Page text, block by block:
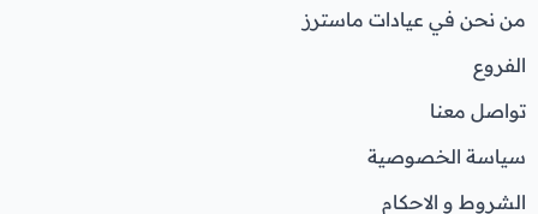
من نحن في عيادات ماسترز
الفروع
تواصل معنا
سياسة الخصوصية
الشروط و الاحكام